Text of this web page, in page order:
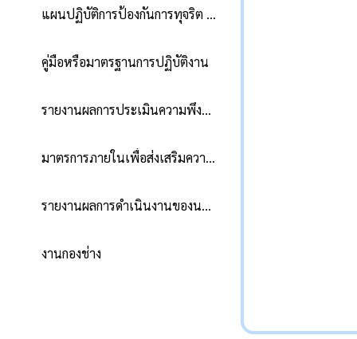
แผนปฏิบัติการป้องกันการทุจริต องค์การบริหารส่วนตำบลหนองป่าก่อ
คู่มือหรือมาตรฐานการปฏิบัติงาน
รายงานผลการประเมินความพึงพอใจของประชาชนต่อการให้บริการ องค์การบริหารส่วนตำบลหนองป่าก่อ
มาตรการภายในเพื่อส่งเสริมความโปร่งใสและป้องกันการทุจริตของ อบต.หนองป่าก่อ
รายงานผลการดำเนินงานของนายกองค์การบริหารส่วนตำบลหนองป่าก่อ
งานกองช่าง